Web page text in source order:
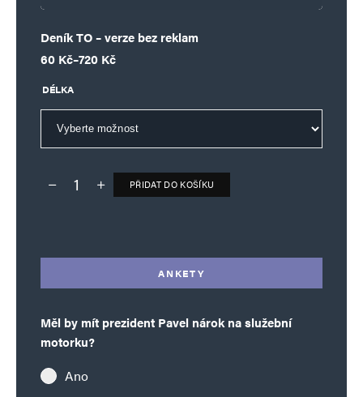
Deník TO – verze bez reklam
60 Kč–720 Kč
Rozpětí cen: 60 Kč až 720 Kč
DÉLKA
Deník TO – verze bez reklam množství
PŘIDAT DO KOŠÍKU
ANKETY
Měl by mít prezident Pavel nárok na služební
motorku?
Ano